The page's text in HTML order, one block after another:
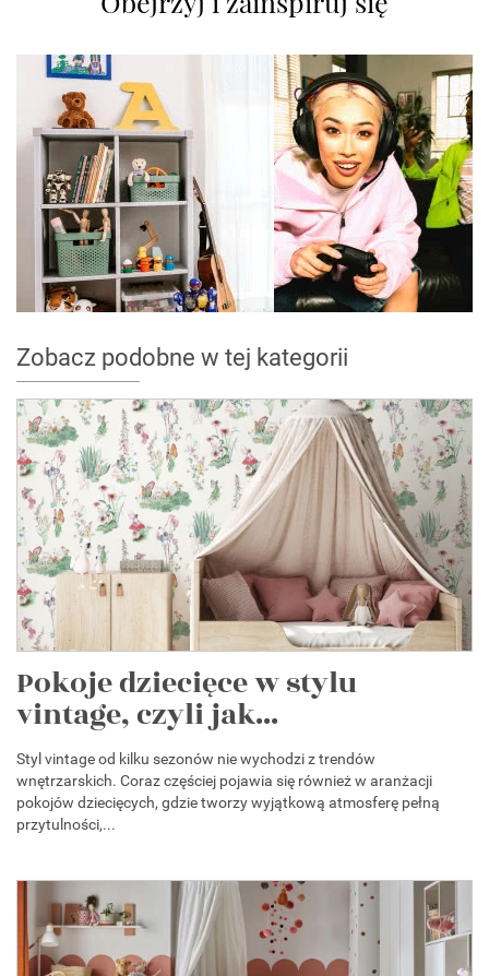
Zobacz podobne w tej kategorii
Pokoje dziecięce w stylu
vintage, czyli jak...
Styl vintage od kilku sezonów nie wychodzi z trendów
wnętrzarskich. Coraz częściej pojawia się również w aranżacji
pokojów dziecięcych, gdzie tworzy wyjątkową atmosferę pełną
przytulności,...